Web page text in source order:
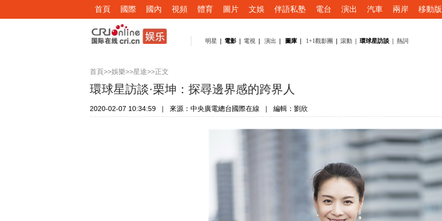
首頁 國際 國內 視頻 體育 圖片 文娛 伴語私塾 電台 演出 汽車 兩岸 移動版
明星 電影 電視 演出 圖庫 1+1觀影團 滾動 環球星訪談 熱詞
首頁>>娛樂>>星途>>正文
環球星訪談·栗坤：探尋邊界感的跨界人
2020-02-07 10:34:59 | 來源：中央廣電總台國際在線 | 編輯：劉欣